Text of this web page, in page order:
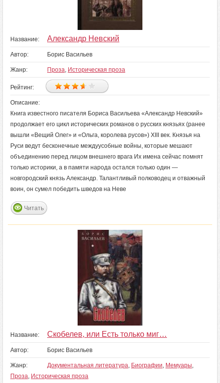
Название: Александр Невский
Автор: Борис Васильев
Жанр: Проза, Историческая проза
Рейтинг:
Описание:
Книга известного писателя Бориса Васильева «Александр Невский»
продолжает его цикл исторических романов о русских князьях (ранее
вышли «Вещий Олег» и «Ольга, королева русов») XIII век. Князья на
Руси ведут бесконечные междуусобные войны, которые мешают
объединению перед лицом внешнего врага Их имена сейчас помнят
только историки, а в памяти народа остался только один —
новгородский князь Александр. Талантливый полководец и отважный
воин, он сумел победить шведов на Неве
Читать
Название: Скобелев, или Есть только миг…
Автор: Борис Васильев
Жанр: Документальная литература, Биографии, Мемуары,
Проза, Историческая проза